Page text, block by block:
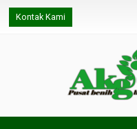
Kontak Kami